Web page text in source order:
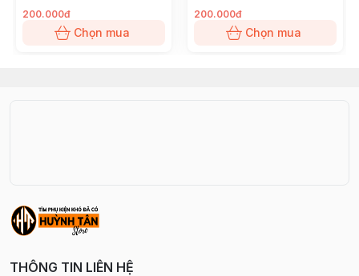
HÃNG GOR
200.000đ
Chọn mua
GOR
200.000đ
Chọn mua
THÔNG TIN LIÊN HỆ